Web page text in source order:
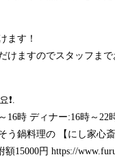
ます！
けますのでスタッフま
16時 ディナー:16時～
う鍋料理の 【にし家心
15000円 https://